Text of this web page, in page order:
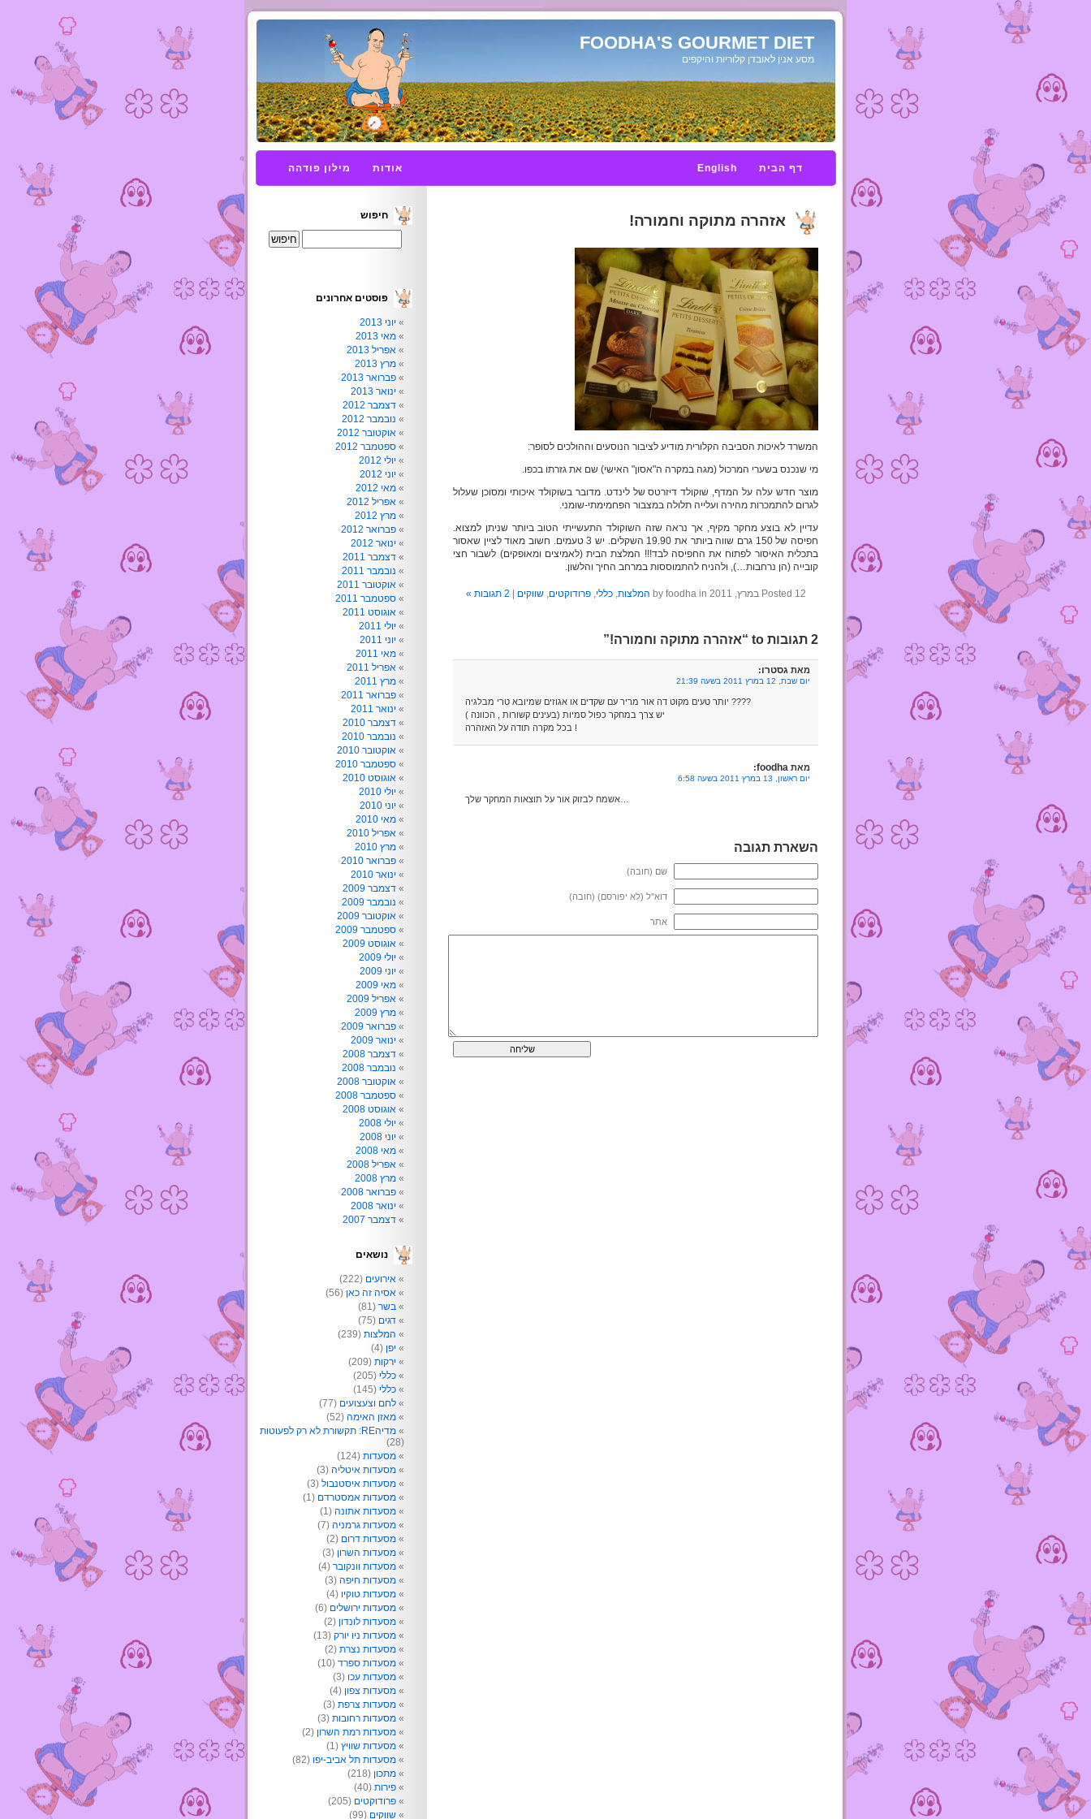
FOODHA'S GOURMET DIET
מסע אנין לאובדן קלוריות והיקפים
דף הבית English אודות מילון פודהה
אזהרה מתוקה וחמורה!
המשרד לאיכות הסביבה הקלורית מודיע לציבור הנוסעים וההולכים לסופר:
מי שנכנס בשערי המרכול (מגה במקרה ה"אסון" האישי) שם את גזרתו בכפו.
מוצר חדש עלה על המדף, שוקולד דיזרטס של לינדט. מדובר בשוקולד איכותי ומסוכן שעלול
לגרום להתמכרות מהירה ועלייה תלולה במצבור הפחמימתי-שומני.
עדיין לא בוצע מחקר מקיף, אך נראה שזה השוקולד התעשייתי הטוב ביותר שניתן למצוא.
חפיסה של 150 גרם שווה ביותר את 19.90 השקלים. יש 3 טעמים. חשוב מאוד לציין שאסור
בתכלית האיסור לפתוח את החפיסה לבד!!! המלצת הבית (לאמיצים ומאופקים) לשבור חצי
קובייה (הן נרחבות…), ולהניח להתמוססות במרחב החיך והלשון.
Posted 12 במרץ, 2011 by foodha in המלצות,כללי,פרודוקטים,שווקים 2 תגובות »
2 תגובות to “אזהרה מתוקה וחמורה!”
מאת גסטרו:
יום שבת, 12 במרץ 2011 בשעה 21:39
יותר טעים מקוט דה אור מריר עם שקדים או אגוזים שמיובא טרי מבלגיה ????
יש צרך במחקר כפול סמיות (בעינים קשורות , הכוונה )
בכל מקרה תודה על האזהרה !
מאת foodha
:
יום ראשון, 13 במרץ 2011 בשעה 6:58
השארת תגובה
שם (חובה)
דוא"ל (לא יפורסם) (חובה)
אתר
חיפוש
פוסטים אחרונים
יוני 2013
מאי 2013
אפריל 2013
מרץ 2013
פברואר 2013
ינואר 2013
דצמבר 2012
נובמבר 2012
אוקטובר 2012
ספטמבר 2012
יולי 2012
יוני 2012
מאי 2012
אפריל 2012
מרץ 2012
פברואר 2012
ינואר 2012
דצמבר 2011
נובמבר 2011
אוקטובר 2011
ספטמבר 2011
אוגוסט 2011
יולי 2011
יוני 2011
מאי 2011
אפריל 2011
מרץ 2011
פברואר 2011
ינואר 2011
דצמבר 2010
נובמבר 2010
אוקטובר 2010
ספטמבר 2010
אוגוסט 2010
יולי 2010
יוני 2010
מאי 2010
אפריל 2010
מרץ 2010
פברואר 2010
ינואר 2010
דצמבר 2009
נובמבר 2009
אוקטובר 2009
ספטמבר 2009
אוגוסט 2009
יולי 2009
יוני 2009
מאי 2009
אפריל 2009
מרץ 2009
פברואר 2009
ינואר 2009
דצמבר 2008
נובמבר 2008
אוקטובר 2008
ספטמבר 2008
אוגוסט 2008
יולי 2008
יוני 2008
מאי 2008
אפריל 2008
מרץ 2008
פברואר 2008
ינואר 2008
דצמבר 2007
נושאים
אירועים (222)
אסיה זה כאן (56)
בשר (81)
דגים (75)
המלצות (239)
יפן (4)
ירקות (209)
כללי (205)
כללי (145)
לחם וצעצועים (77)
מאזן האימה (52)
מדיהRE: תקשורת לא רק לפעוטות
(28)
מסעדות (124)
מסעדות איטליה (3)
מסעדות איסטנבול (3)
מסעדות אמסטרדם (1)
מסעדות אתונה (1)
מסעדות גרמניה (7)
מסעדות דרום (2)
מסעדות השרון (3)
מסעדות וונקובר (4)
מסעדות חיפה (3)
מסעדות טוקיו (4)
מסעדות ירושלים (6)
מסעדות לונדון (2)
מסעדות ניו יורק (13)
מסעדות נצרת (2)
מסעדות ספרד (10)
מסעדות עכו (3)
מסעדות צפון (4)
מסעדות צרפת (3)
מסעדות רחובות (3)
מסעדות רמת השרון (2)
מסעדות שוויץ (1)
מסעדות תל אביב-יפו (82)
מתכון (218)
פירות (40)
פרודוקטים (205)
שווקים (99)